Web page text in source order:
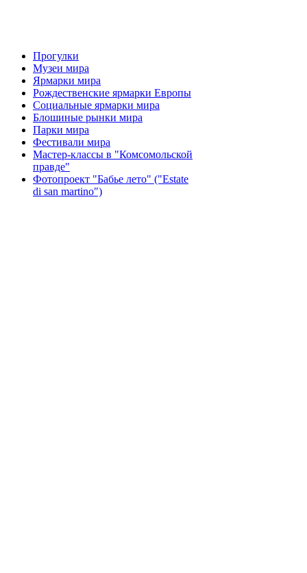
Прогулки
Музеи мира
Ярмарки мира
Рождественские ярмарки Европы
Социальные ярмарки мира
Блошиные рынки мира
Парки мира
Фестивали мира
Мастер-классы в "Комсомольской
правде"
Фотопроект "Бабье лето" ("Еstate
di san martino")